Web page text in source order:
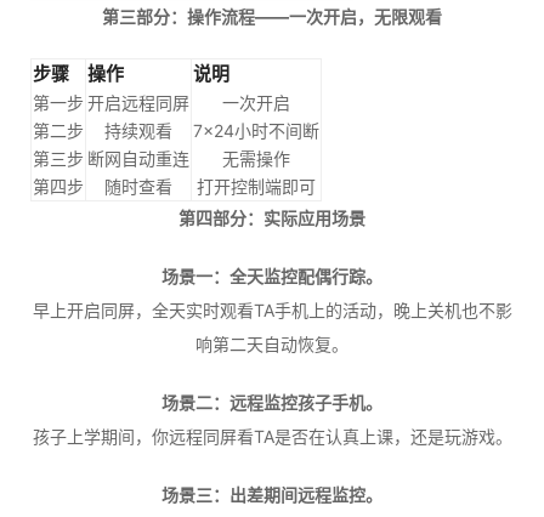
第三部分：操作流程——一次开启，无限观看
步骤 操作 说明
第一步 开启远程同屏
一次开启
第二步
持续观看
7×24小时不间断
第三步 断网自动重连
无需操作
第四步
随时查看
打开控制端即可
第四部分：实际应用场景
场景一：全天监控配偶行踪。
早上开启同屏，全天实时观看TA手机上的活动，晚上关机也不影
响第二天自动恢复。
场景二：远程监控孩子手机。
孩子上学期间，你远程同屏看TA是否在认真上课，还是玩游戏。
场景三：出差期间远程监控。